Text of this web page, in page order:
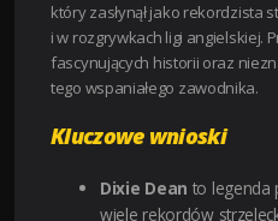
który zasłynął jako rekordzista
i w rozgrywkach ligi angielskiej.
fascynujących historii oraz
tego wspaniałego zawodnika.
Kluczowe wnioski
Dixie Dean to legenda
wiele rekordów